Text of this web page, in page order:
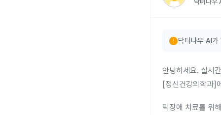
error닥터나우 AI
안녕하세요. 실시
[정신건강의학과]
틱장애 치료를 위